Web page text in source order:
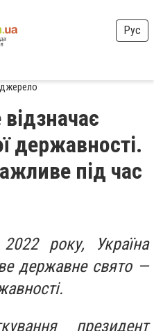
Рус
державності.
під час
року, Україна
державне свято —
президент